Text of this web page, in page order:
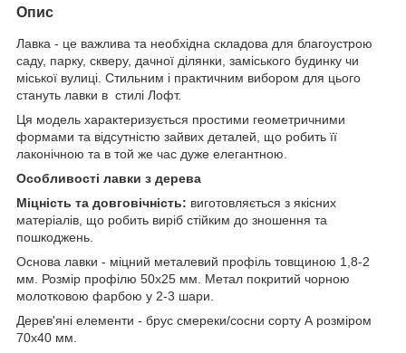
Опис
Лавка - це важлива та необхідна складова для благоустрою
саду, парку, скверу, дачної ділянки, заміського будинку чи
міської вулиці. Стильним і практичним вибором для цього
стануть лавки в стилі Лофт.
Ця модель характеризується простими геометричними
формами та відсутністю зайвих деталей, що робить її
лаконічною та в той же час дуже елегантною.
Особливості лавки з дерева
Міцність та довговічність: виготовляється з якісних
матеріалів, що робить виріб стійким до зношення та
пошкоджень.
Основа лавки - міцний металевий профіль товщиною 1,8-2
мм. Розмір профілю 50х25 мм. Метал покритий чорною
молотковою фарбою у 2-3 шари.
Дерев'яні елементи - брус смереки/сосни сорту А розміром
70х40 мм.